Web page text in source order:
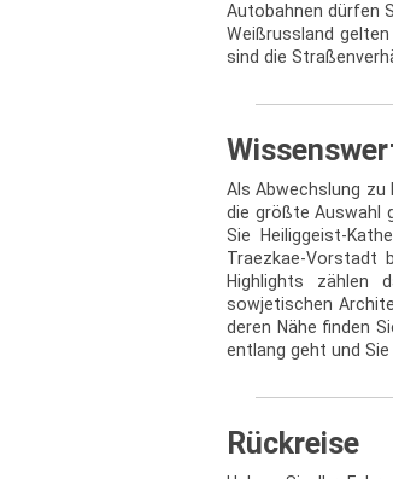
Autobahnen dürfen
Weißrussland
sind die
Als Abwechslung zu
die größte Auswahl
Sie Heiliggeist-
Traezkae-Vorstadt
Highlights zählen
sowjetischen
deren Nähe finden
entlang geht und
Rückreise